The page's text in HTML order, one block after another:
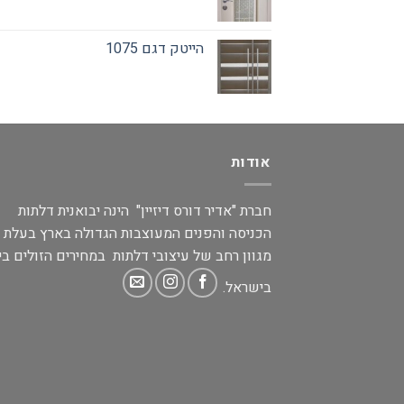
הייטק דגם 1075
אודות
חברת "אדיר דורס דיזיין" הינה יבואנית דלתות
הכניסה והפנים המעוצבות הגדולה בארץ בעלת
מגוון רחב של עיצובי דלתות במחירים הזולים
בישראל.